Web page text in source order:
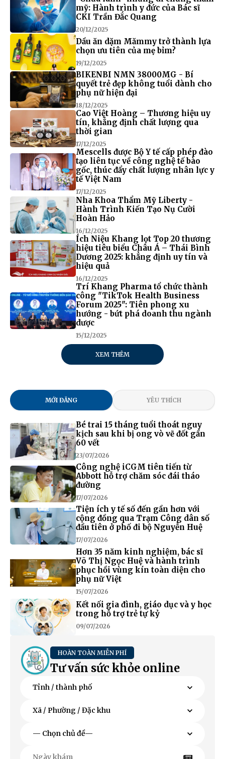
mỹ: Hành trình y đức của Bác sĩ
CKI Trần Đắc Quang
20/12/2025
Dầu ăn dặm Mămmy trở thành lựa
chọn ưu tiên của mẹ bỉm?
19/12/2025
BIKENBI NMN 38000MG - Bí
quyết trẻ đẹp không tuổi dành cho
phụ nữ hiện đại
18/12/2025
Cao Việt Hoàng – Thương hiệu uy
tín, khẳng định chất lượng qua
thời gian
17/12/2025
Mescells được Bộ Y tế cấp phép đào
tạo liên tục về công nghệ tế bào
gốc, thúc đẩy chất lượng nhân lực y
tế Việt Nam
17/12/2025
Nha Khoa Thẩm Mỹ Liberty -
Hành Trình Kiến Tạo Nụ Cười
Hoàn Hảo
16/12/2025
Ích Niệu Khang lọt Top 20 thương
hiệu tiêu biểu Châu Á – Thái Bình
Dương 2025: khẳng định uy tín và
hiệu quả
16/12/2025
Trí Khang Pharma tổ chức thành
công "TikTok Health Business
Forum 2025": Tiên phong xu
hướng - bứt phá doanh thu ngành
dược
15/12/2025
XEM THÊM
MỚI ĐĂNG YÊU THÍCH
Bé trai 15 tháng tuổi thoát nguy
kịch sau khi bị ong vò vẽ đốt gần
60 vết
23/07/2026
Công nghệ iCGM tiên tiến từ
Abbott hỗ trợ chăm sóc đái tháo
đường
17/07/2026
Tiện ích y tế số đến gần hơn với
cộng đồng qua Trạm Công dân số
đầu tiên ở phố đi bộ Nguyễn Huệ
17/07/2026
Hơn 35 năm kinh nghiệm, bác sĩ
Võ Thị Ngọc Huệ và hành trình
phục hồi vùng kín toàn diện cho
phụ nữ Việt
15/07/2026
Kết nối gia đình, giáo dục và y học
trong hỗ trợ trẻ tự kỷ
09/07/2026
HOÀN TOÀN MIỄN PHÍ
Tư vấn sức khỏe online